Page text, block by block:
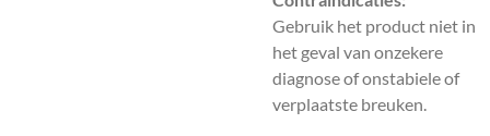
Gebruik het product niet in
het geval van onzekere
diagnose of onstabiele of
verplaatste breuken.